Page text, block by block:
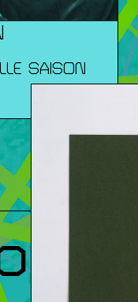
SAISON